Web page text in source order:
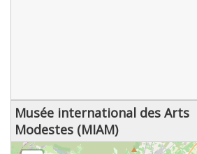
Musée international des Arts
Modestes (MIAM)
chargement de la carte - veuillez patienter...